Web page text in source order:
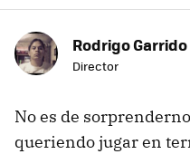
Rodrigo Garrido
Director
No es de
queriendo jugar en